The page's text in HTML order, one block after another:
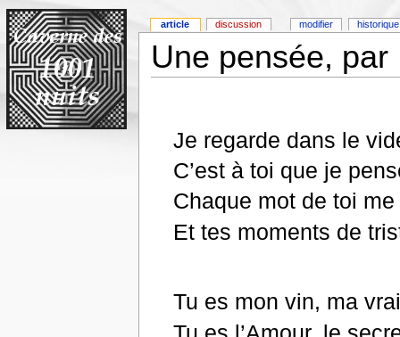
Une pensée,
Je regarde dans le
C’est à toi que je
Chaque mot de toi
Et tes moments de
Tu es mon vin, ma
article discussion modifier historique